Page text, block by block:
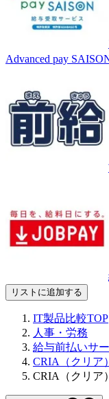
Advanced pay
リストに追加する
IT製品比較TOP
人事・労務
給与前払いサ
CRIA（クリア）
CRIA（クリア